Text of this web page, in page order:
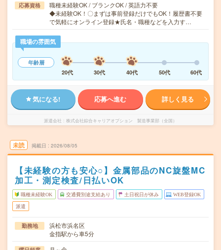
応募資格
職種未経験OK / ブランクOK / 英語力不要
◆未経験OK！〇まずは事前登録だけでもOK！履歴書不要
で気軽にオンライン登録★氏名・職種などを入力す…
職場の雰囲気
年齢層
20代
30代 40代 50代 60代
気になる! 応募へ進む 詳しく見る
派遣会社 株式会社綜合キャリアオプション 製造事業部（全国）
未読 掲載日 2026/08/05
【未経験の方も安心○】金属部品のNC旋盤MC
加工・測定検査/日払いOK
職種未経験OK 交通費別途支給あり 土日祝日が休み WEB登録OK
派遣
勤務地
浜松市浜名区
金指駅から車5分